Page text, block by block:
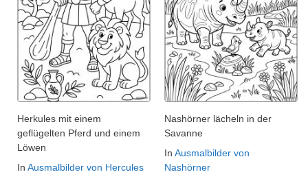
Herkules mit einem
geflügelten Pferd und einem
Löwen
In Ausmalbilder von Hercules
Nashörner lächeln in der
Savanne
In Ausmalbilder von
Nashörner